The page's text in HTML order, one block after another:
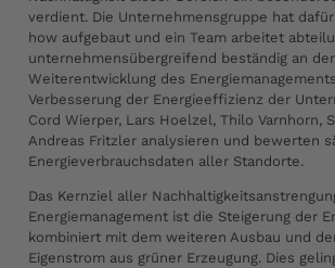
verdient. Die Unternehmensgruppe hat
how aufgebaut und ein Team arbeitet
unternehmensübergreifend beständig an der
Weiterentwicklung des
Verbesserung der Energieeffizienz der
Cord Wierper, Lars Hoelzel, Thilo Varnhorn,
Andreas Fritzler analysieren und bewerten
Energieverbrauchsdaten aller Standorte.
Das Kernziel aller
Energiemanagement ist die Steigerung der
kombiniert mit dem weiteren Ausbau und
Eigenstrom aus grüner Erzeugung. Dies